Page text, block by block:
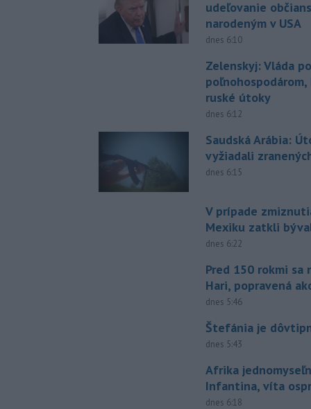
udeľovanie
narodeným v USA
dnes 6:10
Zelenskyj: Vláda
ruské útoky
dnes 6:12
Saudská Arábia:
vyžiadali
dnes 6:15
V prípade
Mexiku zatkli
dnes 6:22
Pred 150 rokmi sa
Hari, popravená
dnes 5:46
Štefánia je
dnes 5:43
Afrika
Infantina, víta
dnes 6:18